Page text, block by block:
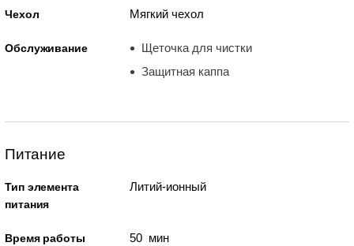
Чехол Мягкий чехол
Обслуживание
Щеточка для чистки
Защитная каппа
Питание
Тип элемента
питания
Литий-ионный
Время работы 50 мин